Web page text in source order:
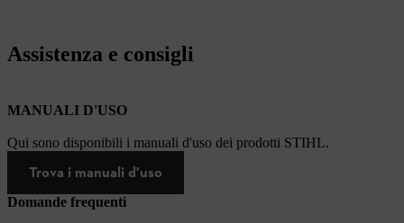
Assistenza e consigli
MANUALI D'USO
Qui sono disponibili i manuali d'uso dei prodotti STIHL.
Trova i manuali d'uso
Domande frequenti